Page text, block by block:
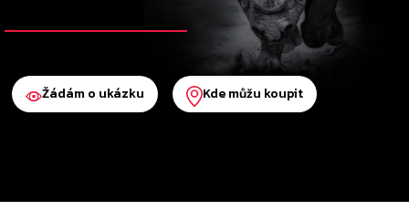
Žádám o ukázku Kde můžu koupit